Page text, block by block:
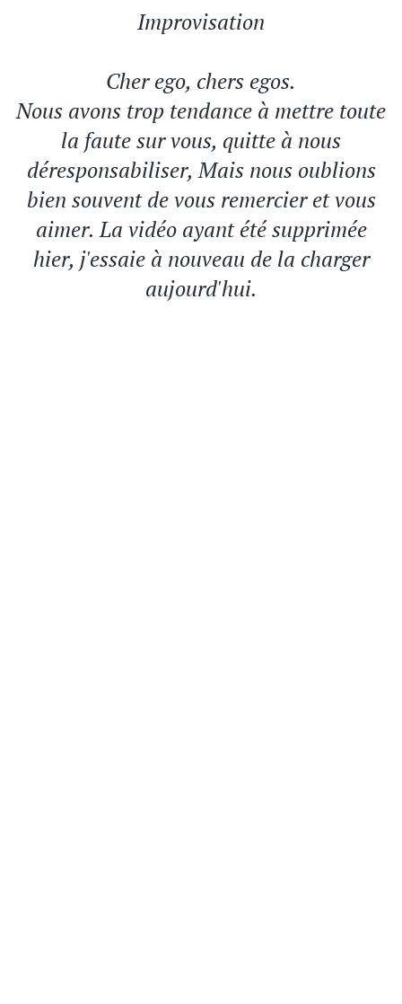
Improvisation
Cher ego, chers egos.
Nous avons trop tendance à mettre toute
la faute sur vous, quitte à nous
déresponsabiliser, Mais nous oublions
bien souvent de vous remercier et vous
aimer. La vidéo ayant été supprimée
hier, j'essaie à nouveau de la charger
aujourd'hui.